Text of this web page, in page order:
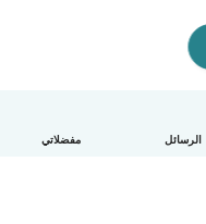
الرسائل مفضلاتي